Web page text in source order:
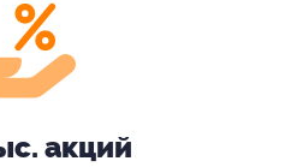
акций